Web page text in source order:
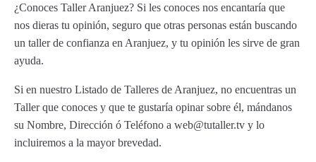
¿Conoces Taller Aranjuez? Si les conoces nos encantaría que
nos dieras tu opinión, seguro que otras personas están buscando
un taller de confianza en Aranjuez, y tu opinión les sirve de gran
ayuda.
Si en nuestro Listado de Talleres de Aranjuez, no encuentras un
Taller que conoces y que te gustaría opinar sobre él, mándanos
su Nombre, Dirección ó Teléfono a web@tutaller.tv y lo
incluiremos a la mayor brevedad.